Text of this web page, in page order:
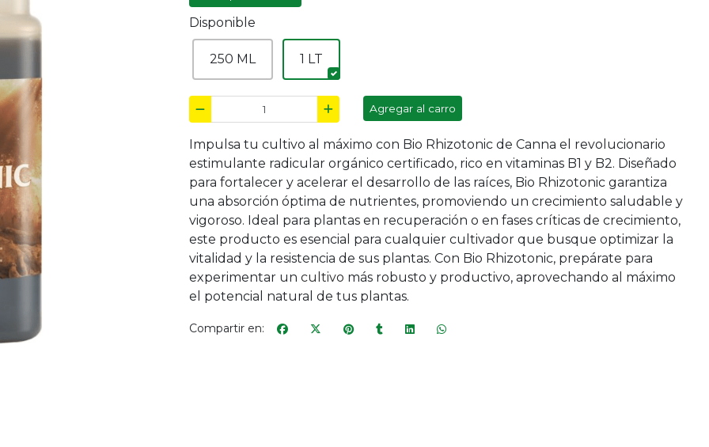
Disponible
250 ML 1 LT
Agregar al carro
Impulsa tu cultivo al máximo con Bio Rhizotonic de Canna el revolucionario
estimulante radicular orgánico certificado, rico en vitaminas B1 y B2. Diseñado
para fortalecer y acelerar el desarrollo de las raíces, Bio Rhizotonic garantiza
una absorción óptima de nutrientes, promoviendo un crecimiento saludable y
vigoroso. Ideal para plantas en recuperación o en fases críticas de crecimiento,
este producto es esencial para cualquier cultivador que busque optimizar la
vitalidad y la resistencia de sus plantas. Con Bio Rhizotonic, prepárate para
experimentar un cultivo más robusto y productivo, aprovechando al máximo
el potencial natural de tus plantas.
Compartir en: